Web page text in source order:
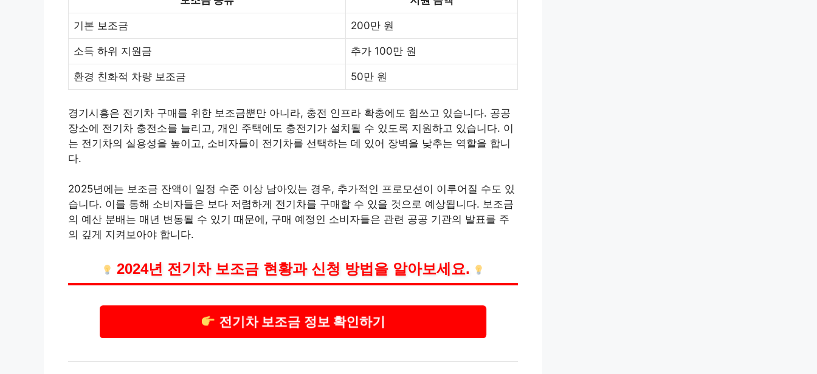
기본 보조금 200만 원
소득 하위 지원금 추가 100만 원
환경 친화적 차량 보조금 50만 원
경기시흥은 전기차 구매를 위한 보조금뿐만 아니라, 충전 인프라 확충에도 힘쓰고 있습니다. 공공
장소에 전기차 충전소를 늘리고, 개인 주택에도 충전기가 설치될 수 있도록 지원하고 있습니다. 이
는 전기차의 실용성을 높이고, 소비자들이 전기차를 선택하는 데 있어 장벽을 낮추는 역할을 합니
다.
2025년에는 보조금 잔액이 일정 수준 이상 남아있는 경우, 추가적인 프로모션이 이루어질 수도 있
습니다. 이를 통해 소비자들은 보다 저렴하게 전기차를 구매할 수 있을 것으로 예상됩니다. 보조금
의 예산 분배는 매년 변동될 수 있기 때문에, 구매 예정인 소비자들은 관련 공공 기관의 발표를 주
의 깊게 지켜보아야 합니다.
2024년 전기차 보조금 현황과 신청 방법을 알아보세요.
전기차 보조금 정보 확인하기